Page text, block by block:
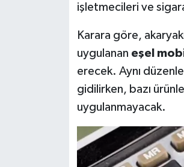
işletmecileri ve
Karara göre,
uygulanan eşel
erecek. Aynı
gidilirken, bazı
uygulanmayacak.